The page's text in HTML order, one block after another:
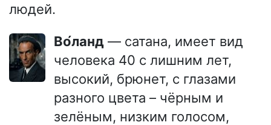
людей.
Во́ланд — сатана, имеет вид
человека 40 с лишним лет,
высокий, брюнет, с глазами
разного цвета – чёрным и
зелёным, низким голосом,